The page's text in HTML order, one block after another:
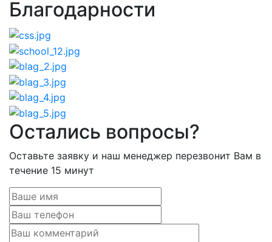
Благодарности
Остались вопросы?
Оставьте заявку и наш менеджер перезвонит Вам в
течение 15 минут